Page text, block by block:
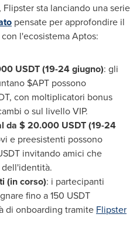
sta lanciando una serie
pensate per approfondire il
l'ecosistema Aptos:
USDT (19-24 giugno): gli
$APT possono
con moltiplicatori bonus
o sul livello VIP.
da $ 20.000 USDT (19-24
e preesistenti possono
invitando amici che
(in corso): i partecipanti
fino a 150 USDT
di onboarding tramite Flipster